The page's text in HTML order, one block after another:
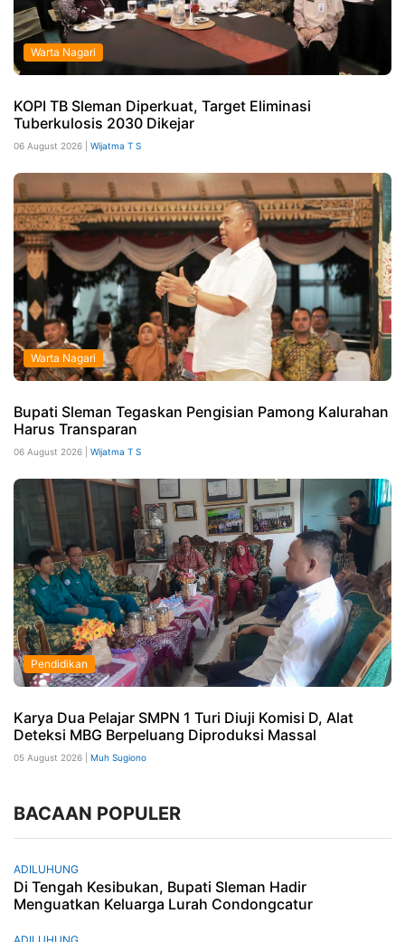
Warta Nagari
KOPI TB Sleman Diperkuat, Target Eliminasi
Tuberkulosis 2030 Dikejar
06 August 2026 | Wijatma T S
Warta Nagari
Bupati Sleman Tegaskan Pengisian Pamong Kalurahan
Harus Transparan
06 August 2026 | Wijatma T S
Pendidikan
Karya Dua Pelajar SMPN 1 Turi Diuji Komisi D, Alat
Deteksi MBG Berpeluang Diproduksi Massal
05 August 2026 | Muh Sugiono
BACAAN POPULER
ADILUHUNG
Di Tengah Kesibukan, Bupati Sleman Hadir
Menguatkan Keluarga Lurah Condongcatur
ADILUHUNG